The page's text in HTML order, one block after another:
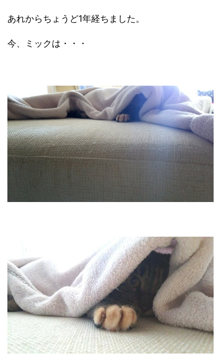
あれからちょうど1年経ちました。
今、ミックは・・・